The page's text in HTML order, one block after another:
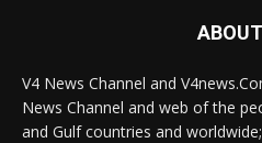
V4 News Channel and
News Channel and web of the
and Gulf countries and